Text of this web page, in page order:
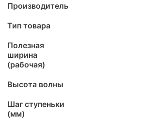
Производитель
Тип товара
Полезная
ширина
(рабочая)
Высота волны
Шаг ступеньки
(мм)